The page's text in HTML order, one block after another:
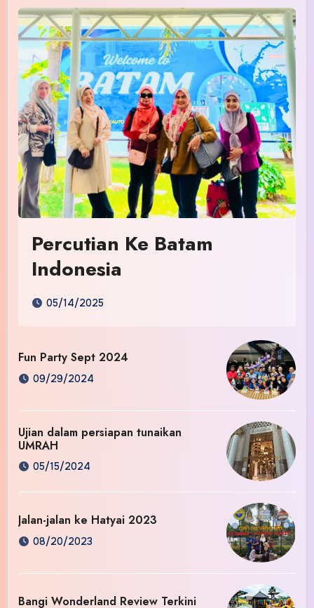
Percutian Ke Batam
Indonesia
05/14/2025
Fun Party Sept 2024
09/29/2024
Ujian dalam persiapan tunaikan
UMRAH
05/15/2024
Jalan-jalan ke Hatyai 2023
08/20/2023
Bangi Wonderland Review Terkini